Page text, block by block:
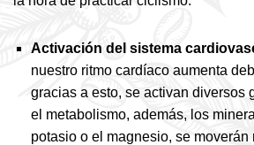
Activación del sistema
nuestro ritmo cardíaco aumenta
gracias a esto, se activan diversos
el metabolismo, además, los
potasio o el magnesio, se moverán